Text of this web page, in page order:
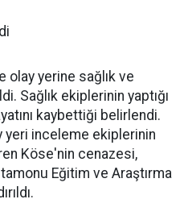
olay yerine sağlık ve
Sağlık ekiplerinin yaptığı
kaybettiği belirlendi.
yeri inceleme ekiplerinin
Köse'nin cenazesi,
Eğitim ve Araştırma